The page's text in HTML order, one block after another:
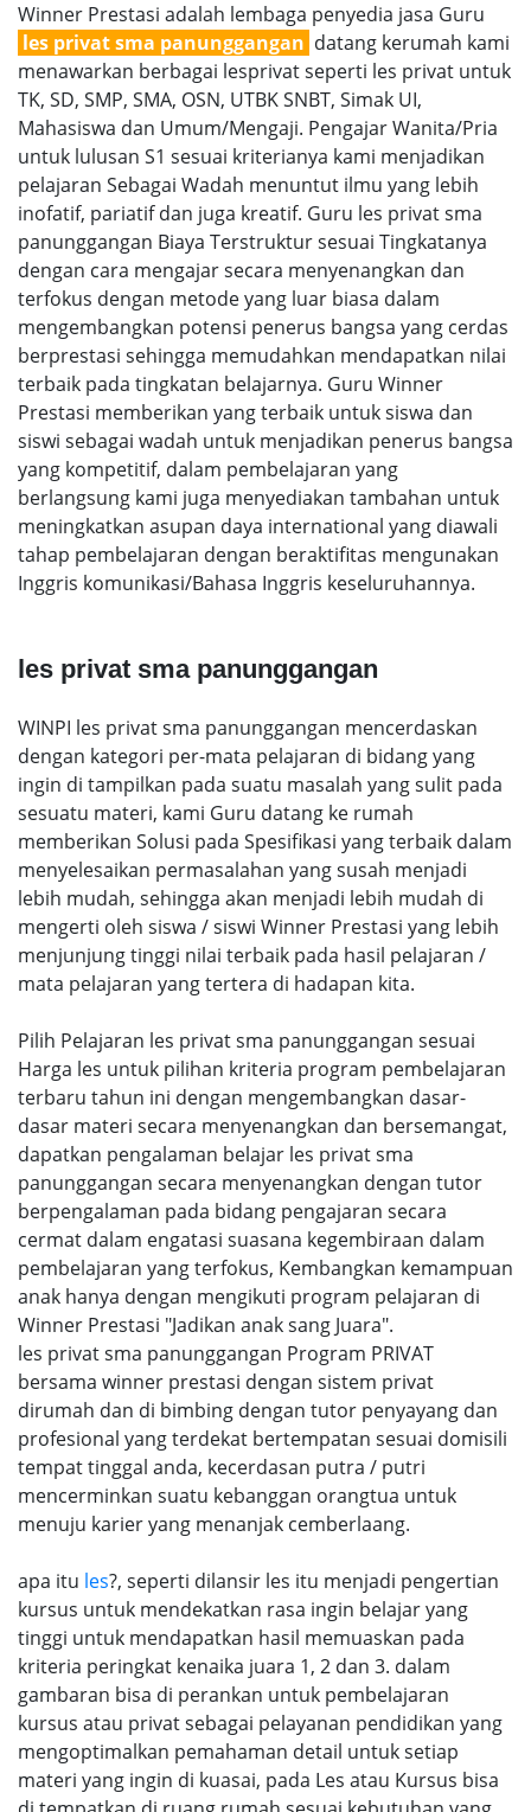
Winner Prestasi adalah lembaga penyedia jasa Guru
les privat sma panunggangan datang kerumah kami
menawarkan berbagai lesprivat seperti les privat untuk
TK, SD, SMP, SMA, OSN, UTBK SNBT, Simak UI,
Mahasiswa dan Umum/Mengaji. Pengajar Wanita/Pria
untuk lulusan S1 sesuai kriterianya kami menjadikan
pelajaran Sebagai Wadah menuntut ilmu yang lebih
inofatif, pariatif dan juga kreatif. Guru les privat sma
panunggangan Biaya Terstruktur sesuai Tingkatanya
dengan cara mengajar secara menyenangkan dan
terfokus dengan metode yang luar biasa dalam
mengembangkan potensi penerus bangsa yang cerdas
berprestasi sehingga memudahkan mendapatkan nilai
terbaik pada tingkatan belajarnya. Guru Winner
Prestasi memberikan yang terbaik untuk siswa dan
siswi sebagai wadah untuk menjadikan penerus bangsa
yang kompetitif, dalam pembelajaran yang
berlangsung kami juga menyediakan tambahan untuk
meningkatkan asupan daya international yang diawali
tahap pembelajaran dengan beraktifitas mengunakan
Inggris komunikasi/Bahasa Inggris keseluruhannya.
les privat sma panunggangan
WINPI les privat sma panunggangan mencerdaskan
dengan kategori per-mata pelajaran di bidang yang
ingin di tampilkan pada suatu masalah yang sulit pada
sesuatu materi, kami Guru datang ke rumah
memberikan Solusi pada Spesifikasi yang terbaik dalam
menyelesaikan permasalahan yang susah menjadi
lebih mudah, sehingga akan menjadi lebih mudah di
mengerti oleh siswa / siswi Winner Prestasi yang lebih
menjunjung tinggi nilai terbaik pada hasil pelajaran /
mata pelajaran yang tertera di hadapan kita.
Pilih Pelajaran les privat sma panunggangan sesuai
Harga les untuk pilihan kriteria program pembelajaran
terbaru tahun ini dengan mengembangkan dasar-
dasar materi secara menyenangkan dan bersemangat,
dapatkan pengalaman belajar les privat sma
panunggangan secara menyenangkan dengan tutor
berpengalaman pada bidang pengajaran secara
cermat dalam engatasi suasana kegembiraan dalam
pembelajaran yang terfokus, Kembangkan kemampuan
anak hanya dengan mengikuti program pelajaran di
Winner Prestasi "Jadikan anak sang Juara".
les privat sma panunggangan Program PRIVAT
bersama winner prestasi dengan sistem privat
dirumah dan di bimbing dengan tutor penyayang dan
profesional yang terdekat bertempatan sesuai domisili
tempat tinggal anda, kecerdasan putra / putri
mencerminkan suatu kebanggan orangtua untuk
menuju karier yang menanjak cemberlaang.
apa itu les?, seperti dilansir les itu menjadi pengertian
kursus untuk mendekatkan rasa ingin belajar yang
tinggi untuk mendapatkan hasil memuaskan pada
kriteria peringkat kenaika juara 1, 2 dan 3. dalam
gambaran bisa di perankan untuk pembelajaran
kursus atau privat sebagai pelayanan pendidikan yang
mengoptimalkan pemahaman detail untuk setiap
materi yang ingin di kuasai, pada Les atau Kursus bisa